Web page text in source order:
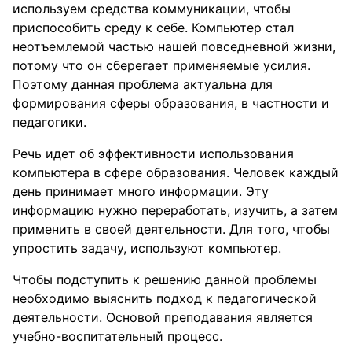
используем средства коммуникации, чтобы
приспособить среду к себе. Компьютер стал
неотъемлемой частью нашей повседневной жизни,
потому что он сберегает применяемые усилия.
Поэтому данная проблема актуальна для
формирования сферы образования, в частности и
педагогики.
Речь идет об эффективности использования
компьютера в сфере образования. Человек каждый
день принимает много информации. Эту
информацию нужно переработать, изучить, а затем
применить в своей деятельности. Для того, чтобы
упростить задачу, используют компьютер.
Чтобы подступить к решению данной проблемы
необходимо выяснить подход к педагогической
деятельности. Основой преподавания является
учебно-воспитательный процесс.